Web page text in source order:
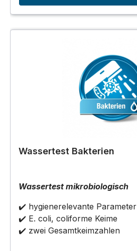
Wassertest Bakterien
Wassertest mikrobiologisch
✔️ hygienerelevante Parameter
✔️ E. coli, coliforme Keime
✔️ zwei Gesamtkeimzahlen